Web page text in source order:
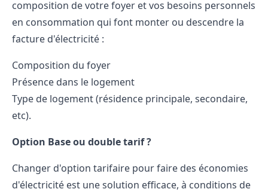
composition de votre foyer et vos besoins personnels
en consommation qui font monter ou descendre la
facture d'électricité :
Composition du foyer
Présence dans le logement
Type de logement (résidence principale, secondaire,
etc).
Option Base ou double tarif ?
Changer d'option tarifaire pour faire des économies
d'électricité est une solution efficace, à conditions de